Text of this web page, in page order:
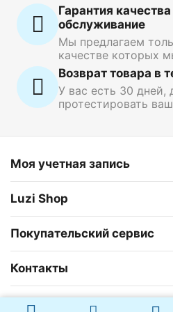
Гарантия
обслуживание
Мы предлагаем
качестве которых
Возврат товара в
У вас есть 30 дней,
протестировать
Моя учетная запись
Luzi Shop
Покупательский сервис
Контакты